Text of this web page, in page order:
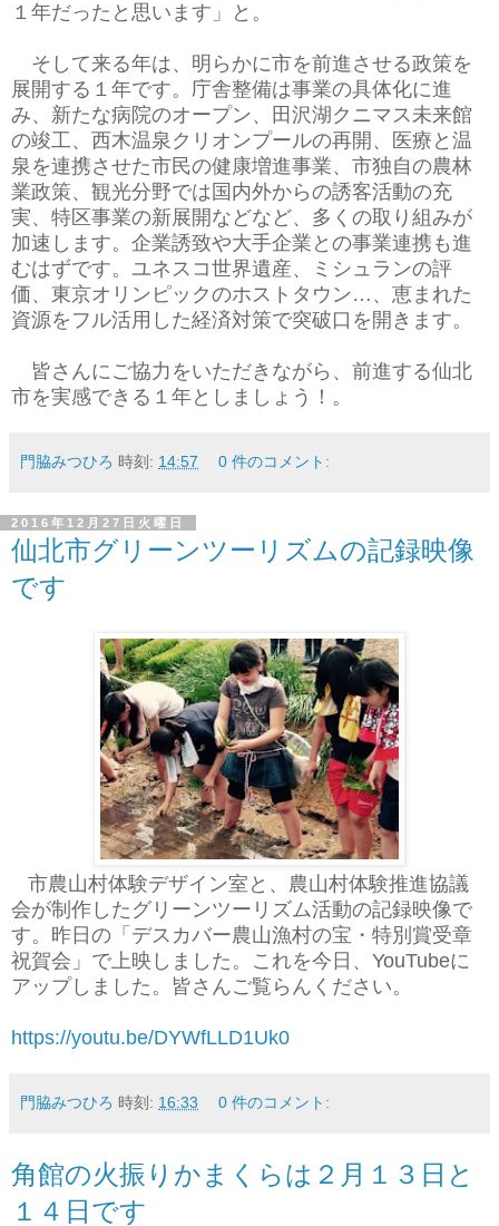
１年だったと思います」と。
そして来る年は、明らかに市を前進させる政策を
展開する１年です。庁舎整備は事業の具体化に進
み、新たな病院のオープン、田沢湖クニマス未来館
の竣工、西木温泉クリオンプールの再開、医療と温
泉を連携させた市民の健康増進事業、市独自の農林
業政策、観光分野では国内外からの誘客活動の充
実、特区事業の新展開などなど、多くの取り組みが
加速します。企業誘致や大手企業との事業連携も進
むはずです。ユネスコ世界遺産、ミシュランの評
価、東京オリンピックのホストタウン…、恵まれた
資源をフル活用した経済対策で突破口を開きます。
皆さんにご協力をいただきながら、前進する仙北
市を実感できる１年としましょう！。
門脇みつひろ 時刻: 14:57 0 件のコメント:
2016年12月27日火曜日
仙北市グリーンツーリズムの記録映像
です
市農山村体験デザイン室と、農山村体験推進協議
会が制作したグリーンツーリズム活動の記録映像で
す。昨日の「デスカバー農山漁村の宝・特別賞受章
祝賀会」で上映しました。これを今日、YouTubeに
アップしました。皆さんご覧らんください。
https://youtu.be/DYWfLLD1Uk0
門脇みつひろ 時刻: 16:33 0 件のコメント:
角館の火振りかまくらは２月１３日と
１４日です